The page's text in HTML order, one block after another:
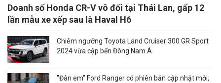
Doanh số Honda CR-V vô đối tại Thái Lan, gấp 12
lần mẫu xe xếp sau là Haval H6
Chiêm ngưỡng Toyota Land Cruiser 300 GR Sport
2024 vừa cập bến Đông Nam Á
"Đàn em" Ford Ranger có phiên bản cập nhật mới,